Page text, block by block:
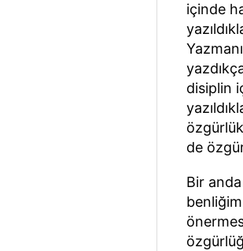
içinde
disiplin
de
Bir